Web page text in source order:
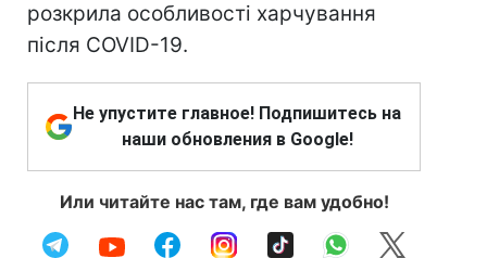
розкрила особливості харчування
після COVID-19.
Не упустите главное! Подпишитесь на
наши обновления в Google!
Или читайте нас там, где вам удобно!